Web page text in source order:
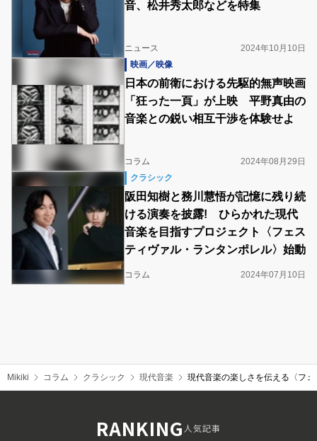
音、松井秀太郎などを特集
ニュース
2024年10月10日
映画／映像
日本の前衛における先駆的無声映画
「狂った一頁」が上映 平野真由の
音楽との鋭い相互干渉を体験せよ
コラム
2024年08月29日
クラシック
阪田知樹と務川慧悟が記憶に残り続
ける演奏を披露! ひらかれた現代
音楽を目指すプロジェクト〈フェス
ティヴァル・ランタンポレル〉始動
コラム 2024年07月10日
Mikiki コラム クラシック 現代音楽 現代音楽の楽しさを伝える〈フ
RANKING人気記事